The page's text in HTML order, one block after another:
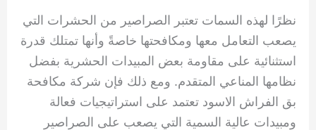
نظرًا لهذه السمات تعتبر الصراصير من الحشرات التي
يصعب التعامل معها ومكافحتها خاصةً وأنها تمتلك قدرة
استثنائية على مقاومة بعض المبيدات الحشرية بفضل
نظامها المناعي المتقدم. ومع ذلك فإن شركة مكافحة
بق الفراش الاسود تعتمد على استراتيجيات فعالة
ومبيدات عالية السمية التي يصعب على الصراصير